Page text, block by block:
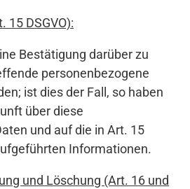
15 DSGVO):
Bestätigung darüber zu
personenbezogene
ist dies der Fall, so haben
über diese
und auf die in Art. 15
Informationen.
und Löschung (Art. 16 und